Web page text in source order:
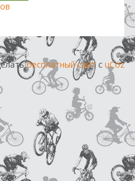
бесплатный сайтс uCoz